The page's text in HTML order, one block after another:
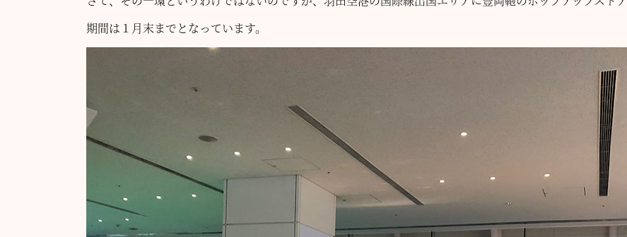
期間は１月末までとなっています。